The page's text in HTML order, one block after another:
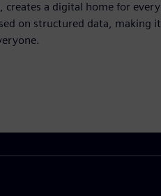
creates a digital home for every
on structured data, making it